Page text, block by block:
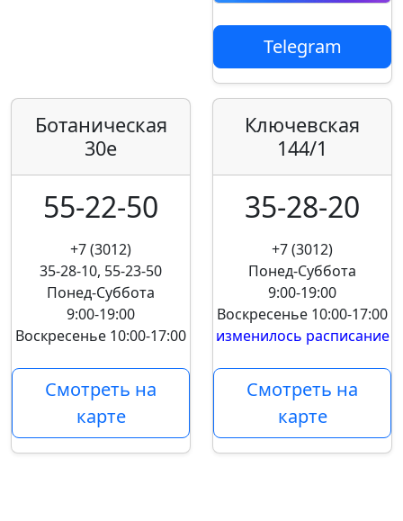
Telegram
Ботаническая
30е
55-22-50
+7 (3012)
35-28-10, 55-23-50
Понед-Суббота
9:00-19:00
Воскресенье 10:00-17:00
Смотреть на
карте
Ключевская
144/1
35-28-20
+7 (3012)
Понед-Суббота
9:00-19:00
Воскресенье 10:00-17:00
изменилось расписание
Смотреть на
карте